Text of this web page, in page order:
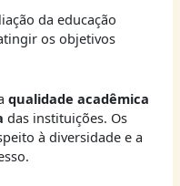
da educação
os objetivos
qualidade acadêmica
das instituições. Os
à diversidade e a